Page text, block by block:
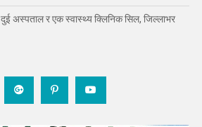
दुई अस्पताल र एक स्वास्थ्य क्लिनिक सिल, जिल्लाभर